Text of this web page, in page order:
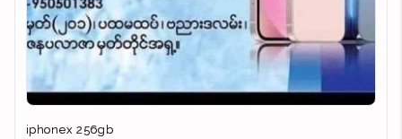
iphonex 256gb